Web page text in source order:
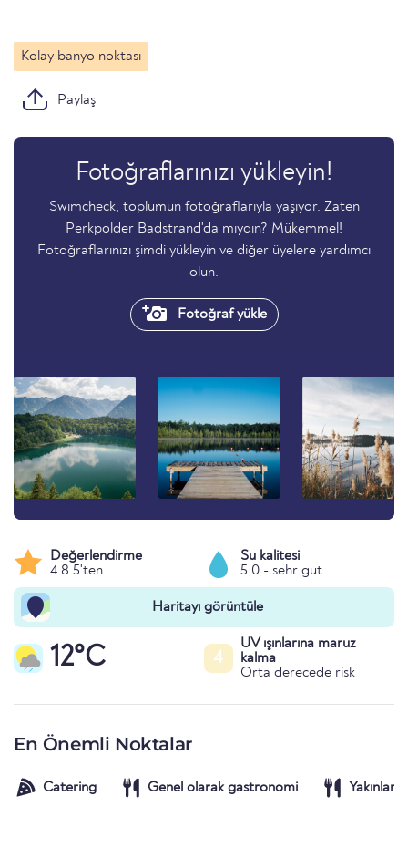
Kolay banyo noktası
Paylaş
Fotoğraflarınızı yükleyin!
Swimcheck, toplumun fotoğraflarıyla yaşıyor. Zaten
Perkpolder Badstrand'da mıydın? Mükemmel!
Fotoğraflarınızı şimdi yükleyin ve diğer üyelere yardımcı
olun.
Fotoğraf yükle
Değerlendirme
4.8 5'ten
Su kalitesi
5.0 - sehr gut
Haritayı görüntüle
12°C 4
UV ışınlarına maruz
kalma
Orta derecede risk
En Önemli Noktalar
Catering Genel olarak gastronomi